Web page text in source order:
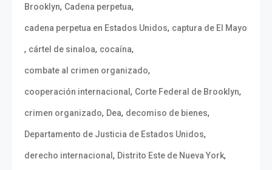
Brooklyn, Cadena perpetua,
cadena perpetua en Estados Unidos, captura de El Mayo
, cártel de sinaloa, cocaína,
combate al crimen organizado,
cooperación internacional , Corte Federal de Brooklyn,
crimen organizado, Dea, decomiso de bienes,
Departamento de Justicia de Estados Unidos,
derecho internacional , Distrito Este de Nueva York,